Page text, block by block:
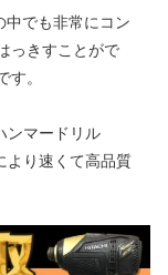
中でも非常にコン
っきすことがで
す。
ンマードリル
より速くて高品質